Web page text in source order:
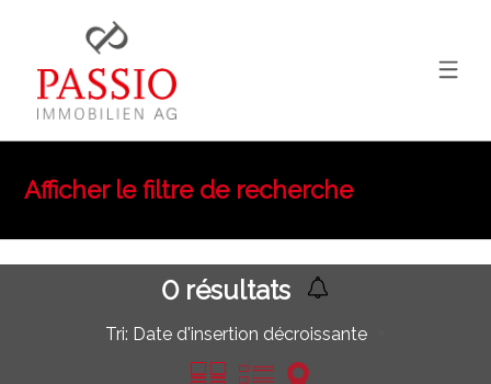
Afficher le filtre de recherche
0résultats
Tri: Date d'insertion décroissante